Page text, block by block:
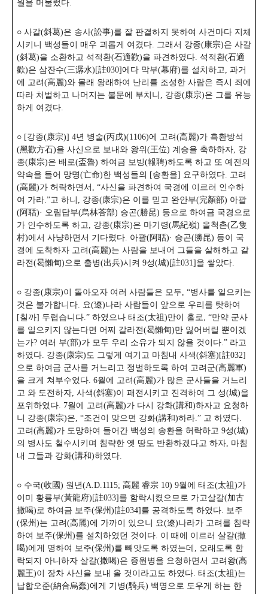
월을 머물렀다.
○ 사갈(斜葛)은 송사(訟事)를 잘 판결하지 못하여 사건마다 지체
시키니 백성들이 매우 괴롭게 여겼다. 그래서 강종(康宗)은 사갈
(斜葛)을 소환하고 석적환(石適歡)을 파견하였다. 석적환(石適
歡)은 삼잔수(三潺水)[註030]에다 막부(幕府)를 설치하고, 과거
에 고려(高麗)와 몰래 왕래하여 난리를 조성한 사람은 즉시 죄에
따라 처벌하고 나머지는 불문에 부치니, 강종(康宗)은 그를 유능
하게 여겼다.
○ [강종(康宗)] 4년 병술(丙戌)(1106)에 고려(高麗)가 흑환방석
(黑歡方石)을 사신으로 보내와 왕위(王位) 계승을 축하하자, 강
종(康宗)은 배로(盃魯) 하여금 보빙(報聘)하도록 하고 또 예전의
약속을 들어 망명(亡命)한 백성들의 [송환을] 요구하였다. 고려
(高麗)가 허락하면서, “사신을 파견하여 국경에 이르러 인수하
여 가라.”고 하니, 강종(康宗)은 이를 믿고 완안부(完顏部) 아괄
(阿聒)· 오림답부(烏林荅部) 승곤(勝昆) 등으로 하여금 국경으로
가 인수하도록 하고, 강종(康宗)은 마기령(馬紀嶺) 을척촌(乙隻
村)에서 사냥하면서 기다렸다. 아괄(阿聒)· 승곤(勝昆) 등이 국
경에 도착하자 고려(高麗)는 사람을 보내어 그들을 살해하고 갈
라전(曷懶甸)으로 출병(出兵)시켜 9성(城)[註031]을 쌓았다.
○ 강종(康宗)이 돌아오자 여러 사람들은 모두, “병사를 일으키는
것은 불가합니다. 요(遼)나라 사람들이 앞으로 우리를 탓하여
[칠까] 두렵습니다.” 하였으나 태조(太祖)만이 홀로, “만약 군사
를 일으키지 않는다면 어찌 갈라전(曷懶甸)만 잃어버릴 뿐이겠
는가? 여러 부(部)가 모두 우리 소유가 되지 않을 것이다.” 라고
하였다. 강종(康宗)도 그렇게 여기고 마침내 사색(斜塞)[註032]
으로 하여금 군사를 거느리고 정벌하도록 하여 고려군(高麗軍)
을 크게 쳐부수었다. 6월에 고려(高麗)가 많은 군사들을 거느리
고 와 도전하자, 사색(斜塞)이 패전시키고 진격하여 그 성(城)을
포위하였다. 7월에 고려(高麗)가 다시 강화(講和)하자고 요청하
니 강종(康宗)은, “조건이 맞으면 강화(講和)하라.” 고 하였다.
고려(高麗)가 도망하여 들어간 백성의 송환을 허락하고 9성(城)
의 병사도 철수시키며 침략한 옛 땅도 반환하겠다고 하자, 마침
내 그들과 강화(講和)하였다.
○ 수국(收國) 원년(A.D.1115; 高麗 睿宗 10) 9월에 태조(太祖)가
이미 황룡부(黃龍府)[註033]를 함락시켰으므로 가고살갈(加古
撒喝)로 하여금 보주(保州)[註034]를 공격하도록 하였다. 보주
(保州)는 고려(高麗)에 가까이 있으니 요(遼)나라가 고려를 침략
하여 보주(保州)를 설치하였던 것이다. 이 때에 이르러 살갈(撒
喝)에게 명하여 보주(保州)를 빼앗도록 하였는데, 오래도록 함
락되지 아니하자 살갈(撒喝)은 증원병을 요청하면서 고려왕(高
麗王)이 장차 사신을 보내 올 것이라고도 하였다. 태조(太祖)는
납합오준(納合烏蠢)에게 기병(騎兵) 백명으로 도우게 하는 한